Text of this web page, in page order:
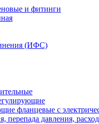
и фитинги
(ИФС)
фланцевые с
перепада давления,